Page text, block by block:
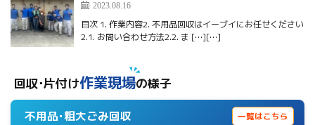
2023.08.16
目次 1. 作業内容2. 不用品回収はイーブイにお任せください
2.1. お問い合わせ方法2.2. ま […][…]
回収･片付け作業現場の様子
不用品･粗大ごみ回収 一覧はこちら